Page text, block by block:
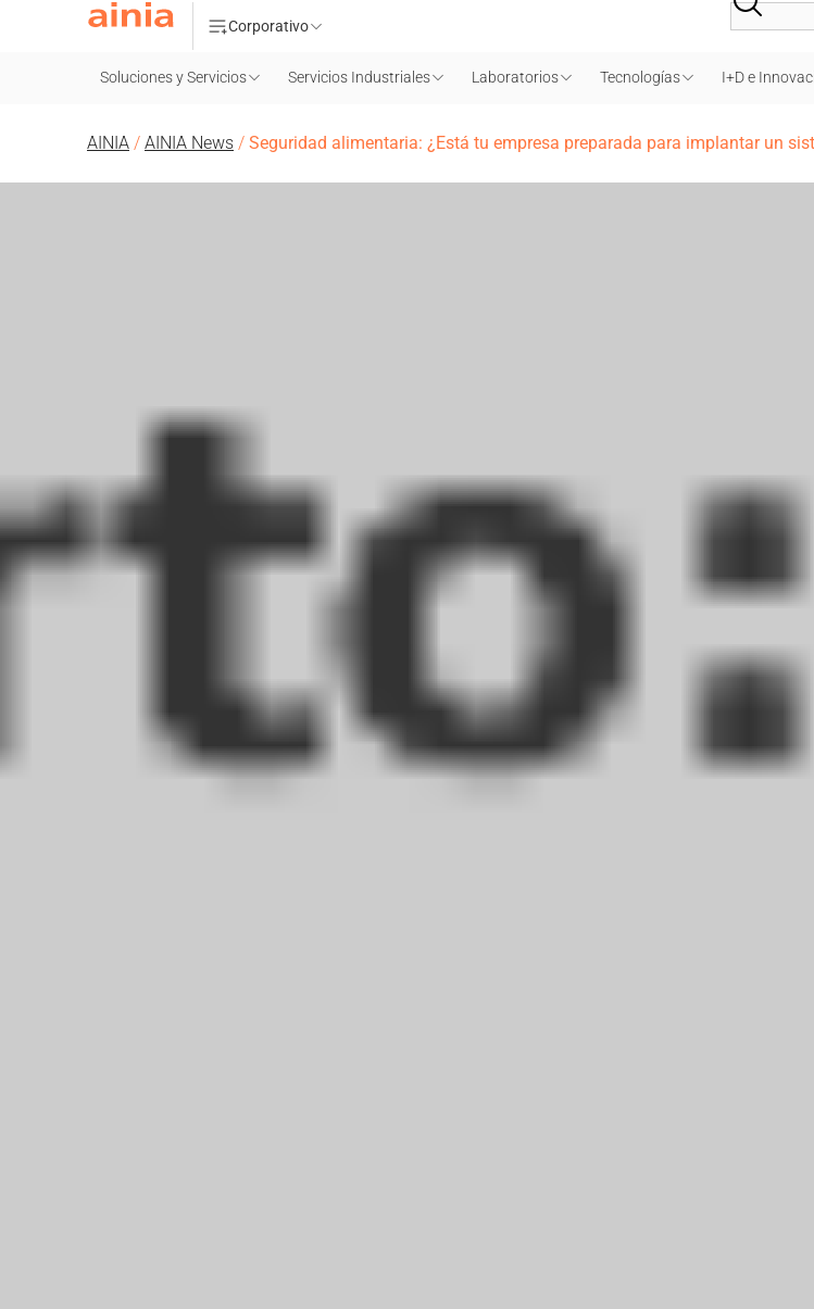
Corporativo
Soluciones y Servicios Servicios Industriales Laboratorios Tecnologías I+D e
AINIA / AINIA News / Seguridad alimentaria: ¿Está tu empresa preparada para implantar un